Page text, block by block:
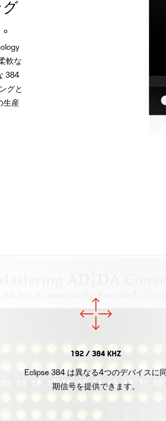
軟な
384
グと
生産
192 / 384 KHZ
Eclipse 384 は異なる4つのデバイスに同
期信号を提供できます。